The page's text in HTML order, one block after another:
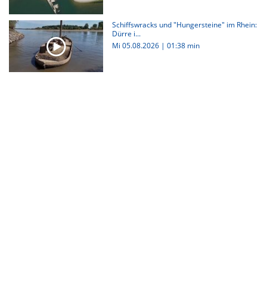
Schiffswracks und "Hungersteine" im Rhein:
Dürre i...
Mi 05.08.2026 | 01:38 min